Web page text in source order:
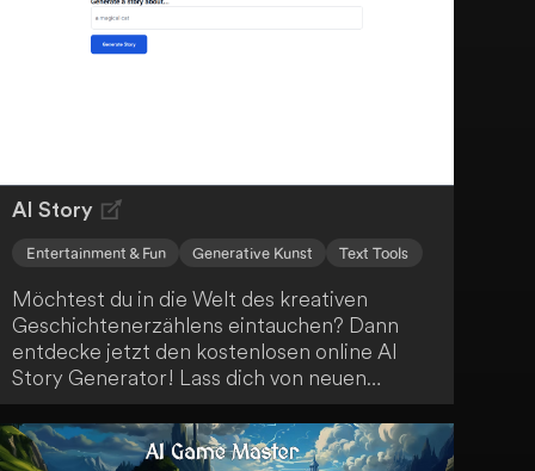
jeden Tag aufs Neue humorvolle Momente zu
kreieren.
AI Story
Entertainment & Fun Generative Kunst Text Tools
Möchtest du in die Welt des kreativen
Geschichtenerzählens eintauchen? Dann
entdecke jetzt den kostenlosen online AI
Story Generator! Lass dich von neuen
Erzählungen inspirieren und erkunde
verschiedene Genres mit anpassbaren
Optionen. Nutze die AI-generierten